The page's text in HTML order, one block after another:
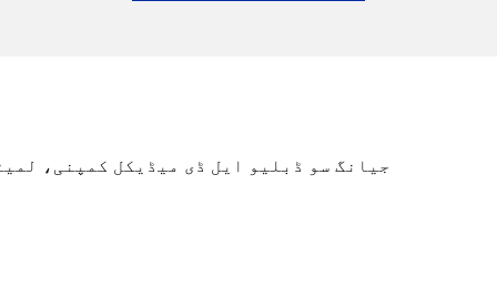
جیانگ سو ڈبلیو ایل ڈی میڈیکل کمپنی،